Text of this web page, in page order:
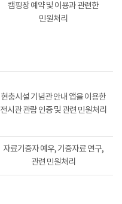
캠핑장 예약 및 이용과 관련한
민원처리
현충시설 기념관 안내 앱을 이용한
전시관 관람 인증 및 관련 민원처리
자료기증자 예우, 기증자료 연구,
관련 민원처리